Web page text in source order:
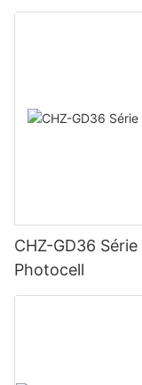
CHZ-GD36
Photocell